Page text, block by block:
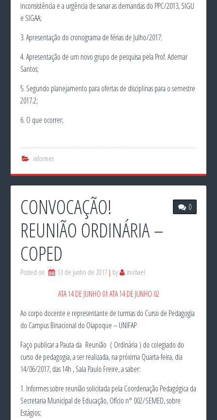
inconsistência e a urgência de sanar as demandas do PPC/2013, SIGU
e SIGAA;
3. Apresentação do cronograma de férias de Julho/2017;
4. Apresentação de um novo grupo de pesquisa pela Prof. Ademar
Santos;
5. Segundo planejamento para ofertas de disciplinas para o semestre
2017.2;
6. O que ocorrer;
informes
0
CONVOCAÇÃO!
REUNIÃO ORDINÁRIA –
COPED
Posted on 13 de junho de 2017 by michael
ATA 14 DE JUNHO 01 ATA 14 DE JUNHO 02
Ao corpo docente e representante de turmas do Curso de Pedagogia
do Campus Binacional do Oiapoque – UNIFAP
Faço publicar a Pauta da Reunião ( Ordinária ) do colegiado do
curso de pedagogia, a ser realizada, na próxima Quarta-feira, dia
14/06/2017, das 14h , Sala Paulo Freire, a saber:
1. Informes sobre reunião solicitada pela Coordenação Pedagógica da
Secretaria Municipal de Educação, Ofício n° 002/SEMED, sobre
Estágios;